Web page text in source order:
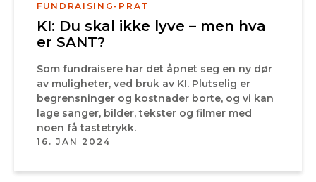
FUNDRAISING-PRAT
KI: Du skal ikke lyve – men hva
er SANT?
Som fundraisere har det åpnet seg en ny dør
av muligheter, ved bruk av KI. Plutselig er
begrensninger og kostnader borte, og vi kan
lage sanger, bilder, tekster og filmer med
noen få tastetrykk.
16. JAN 2024